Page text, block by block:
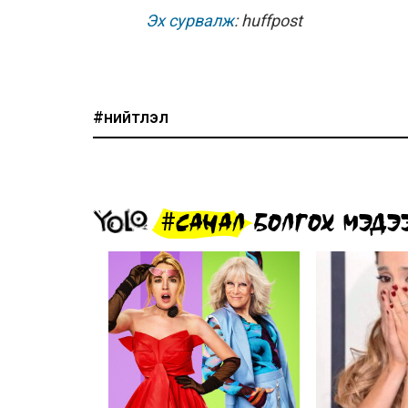
Эх сурвалж: huffpost
#нийтлэл
#САНАЛ БОЛГОХ